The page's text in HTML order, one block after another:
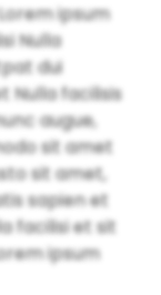
ipsum
Nulla
dui
Nulla facilisis
augue,
sit amet
sit amet,
sapien et
facilisi et sit
ipsum